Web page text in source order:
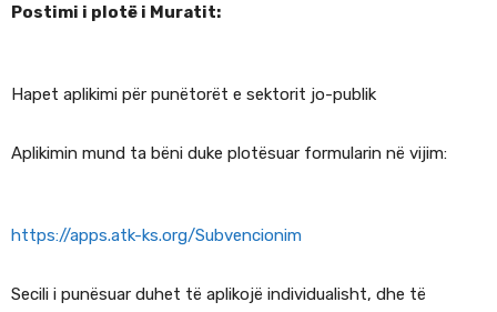
Postimi i plotë i Muratit:
Hapet aplikimi për punëtorët e sektorit jo-publik
Aplikimin mund ta bëni duke plotësuar formularin në vijim:
https://apps.atk-ks.org/Subvencionim
Secili i punësuar duhet të aplikojë individualisht, dhe të